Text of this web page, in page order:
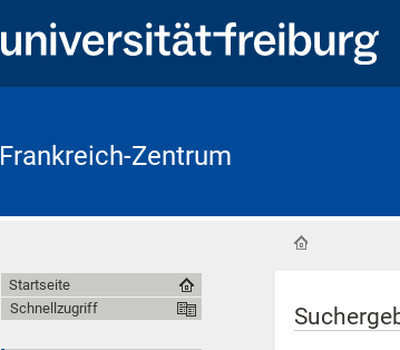
Frankreich-Zentrum
Startseite
Schnellzugriff